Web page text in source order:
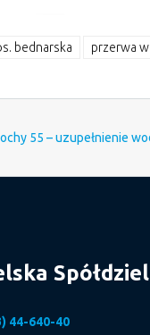
bednarska przerwa
55 – uzupełnienie
44-640-40